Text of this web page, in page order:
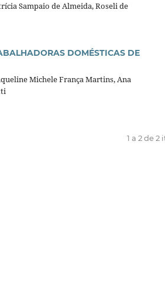
Sampaio de Almeida, Roseli de
DOMÉSTICAS DE
Michele França Martins, Ana
1 a 2 de 2